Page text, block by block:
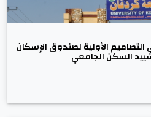
الأولية لصندوق الإسكان
السكن الجامعي